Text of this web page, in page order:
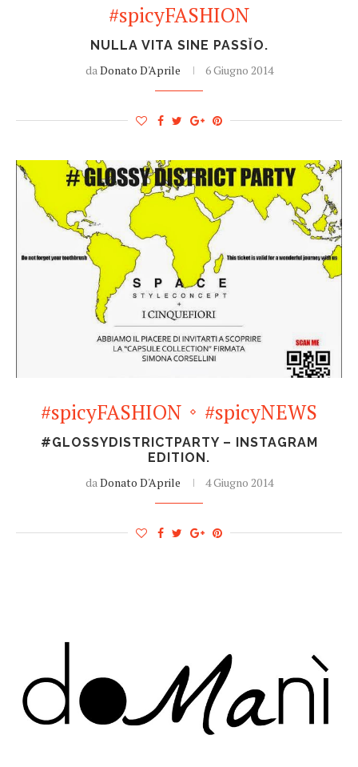
#spicyFASHION
NULLA VITA SINE PASSĬO.
daDonato D'Aprile 6 Giugno 2014
#spicyFASHION #spicyNEWS
#GLOSSYDISTRICTPARTY – INSTAGRAM
EDITION.
daDonato D'Aprile 4 Giugno 2014